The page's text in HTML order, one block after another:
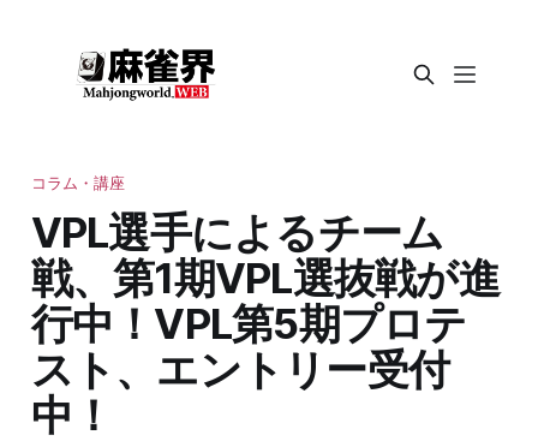
コラム・講座
VPL選手によるチーム
戦、第1期VPL選抜戦が進
行中！VPL第5期プロテ
スト、エントリー受付
中！